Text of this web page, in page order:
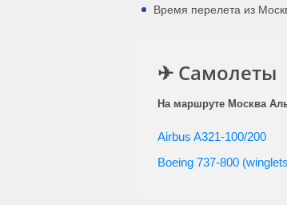
Время перелета из
✈ Самолеты
На маршруте Москва
Airbus A321-100/200
Boeing 737-800